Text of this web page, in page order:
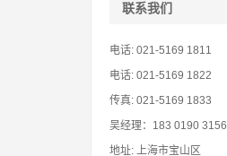
联系我们
电话: 021-5169 1811
电话: 021-5169 1822
传真: 021-5169 1833
吴经理：183 0190 3156
地址: 上海市宝山区